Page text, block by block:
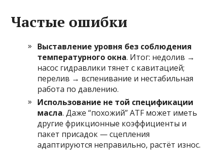
Частые ошибки
Выставление уровня без соблюдения
температурного окна. Итог: недолив →
насос гидравлики тянет с кавитацией;
перелив → вспенивание и нестабильная
работа по давлению.
Использование не той спецификации
масла. Даже “похожий” ATF может иметь
другие фрикционные коэффициенты и
пакет присадок — сцепления
адаптируются неправильно, растёт износ.